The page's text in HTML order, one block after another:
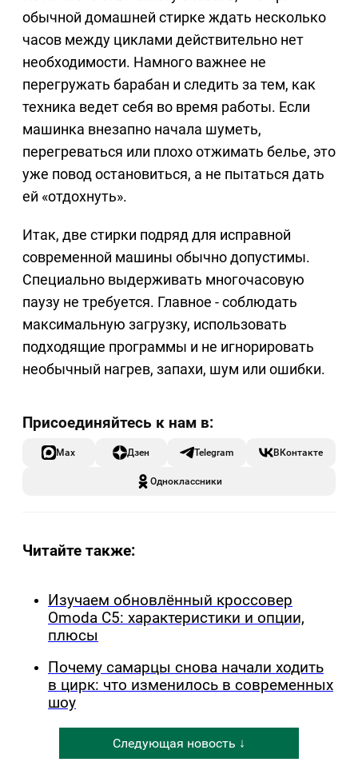
обычной домашней стирке ждать несколько
часов между циклами действительно нет
необходимости. Намного важнее не
перегружать барабан и следить за тем, как
техника ведет себя во время работы. Если
машинка внезапно начала шуметь,
перегреваться или плохо отжимать белье, это
уже повод остановиться, а не пытаться дать
ей «отдохнуть».
Итак, две стирки подряд для исправной
современной машины обычно допустимы.
Специально выдерживать многочасовую
паузу не требуется. Главное - соблюдать
максимальную загрузку, использовать
подходящие программы и не игнорировать
необычный нагрев, запахи, шум или ошибки.
Max Дзен Telegram ВКонтакте
Одноклассники
Читайте также:
Изучаем обновлённый кроссовер
Omoda C5: характеристики и опции,
плюсы
Почему самарцы снова начали ходить
в цирк: что изменилось в современных
шоу
Следующая новость ↓